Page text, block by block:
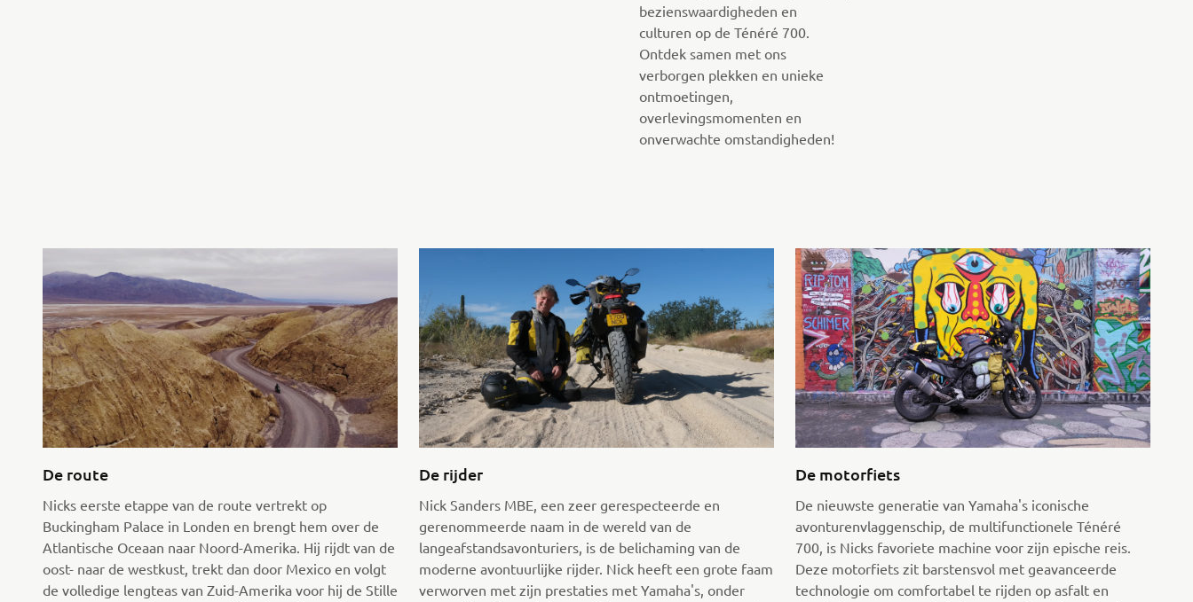
bezienswaardigheden en
culturen op de Ténéré 700.
Ontdek samen met ons
verborgen plekken en unieke
ontmoetingen,
overlevingsmomenten en
onverwachte omstandigheden!
De route
Nicks eerste etappe van de route vertrekt op
Buckingham Palace in Londen en brengt hem over de
Atlantische Oceaan naar Noord-Amerika. Hij rijdt van de
oost- naar de westkust, trekt dan door Mexico en volgt
de volledige lengteas van Zuid-Amerika voor hij de Stille
De rijder
Nick Sanders MBE, een zeer gerespecteerde en
gerenommeerde naam in de wereld van de
langeafstandsavonturiers, is de belichaming van de
moderne avontuurlijke rijder. Nick heeft een grote faam
verworven met zijn prestaties met Yamaha's, onder
De motorfiets
De nieuwste generatie van Yamaha's iconische
avonturenvlaggenschip, de multifunctionele Ténéré
700, is Nicks favoriete machine voor zijn epische reis.
Deze motorfiets zit barstensvol met geavanceerde
technologie om comfortabel te rijden op asfalt en